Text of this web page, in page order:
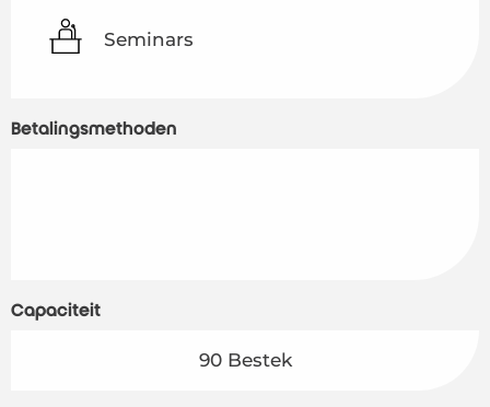
Seminars
Betalingsmethoden
Capaciteit
90 Bestek